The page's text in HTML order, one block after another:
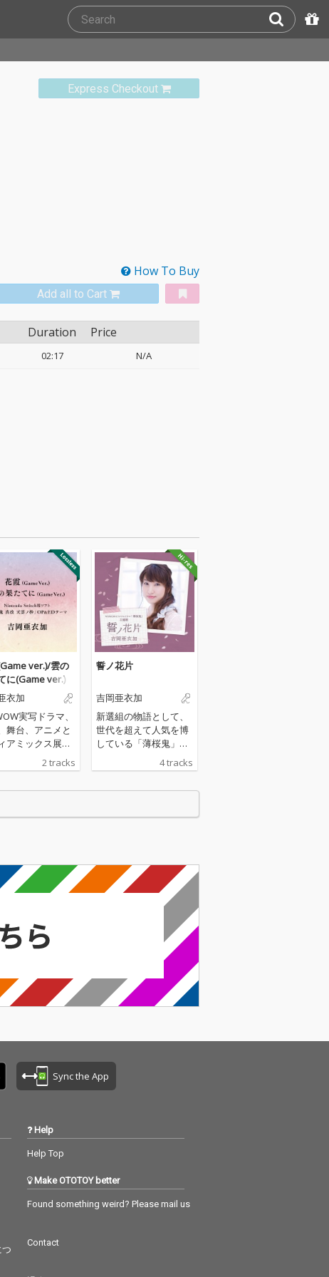
Express Checkout
How To Buy
Add all to Cart
Duration Price
02:17 N/A
ver.)/雲の
に(Game ver.)
衣加
実写ドラマ、
舞台、アニメと
アミックス展開
を博す、「薄桜
リーズのゲーム
ングテーマを収
配信シングルが
発売日に同時リ
2 tracks
誓ノ花片
吉岡亜衣加
新選組の物語として、
世代を超えて人気を博
している「薄桜鬼」。
ゲームを原作とし、TV
アニメ化、劇場版アニ
ラマ「薄桜鬼」として
実写ドラマ化！主題歌
を、歴代のゲーム、ア
ニメの主題歌を担当し
てきた「吉岡亜衣加」
が担当！2022年1月７
日より初回放送がスタ
ートし、3/11（金）に
最終話となる十話が放
送、3/10（木）にリピ
ート放送開始となりま
が満を持して配信リリ
桜鬼」シリーズの主題
歌の流れを汲んだ、壮
シリーズの最新曲をお
か「ハイレゾ配信」、
「ストリーミング配
信」も同時スタート。
4 tracks
Sync the App
Help
Help Top
Make OTOTOY better
Found something weird? Please mail us
Contact